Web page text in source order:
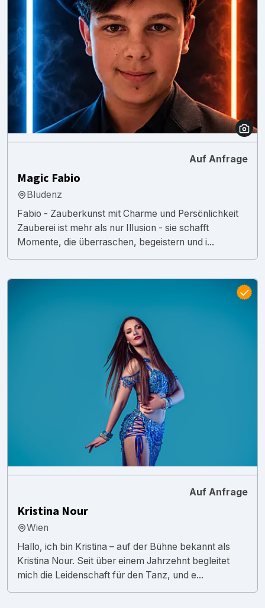
Auf Anfrage
Magic Fabio
Bludenz
Fabio - Zauberkunst mit Charme und Persönlichkeit
Zauberei ist mehr als nur Illusion - sie schafft
Momente, die überraschen, begeistern und i...
Auf Anfrage
Kristina Nour
Wien
Hallo, ich bin Kristina – auf der Bühne bekannt als
Kristina Nour. Seit über einem Jahrzehnt begleitet
mich die Leidenschaft für den Tanz, und e...